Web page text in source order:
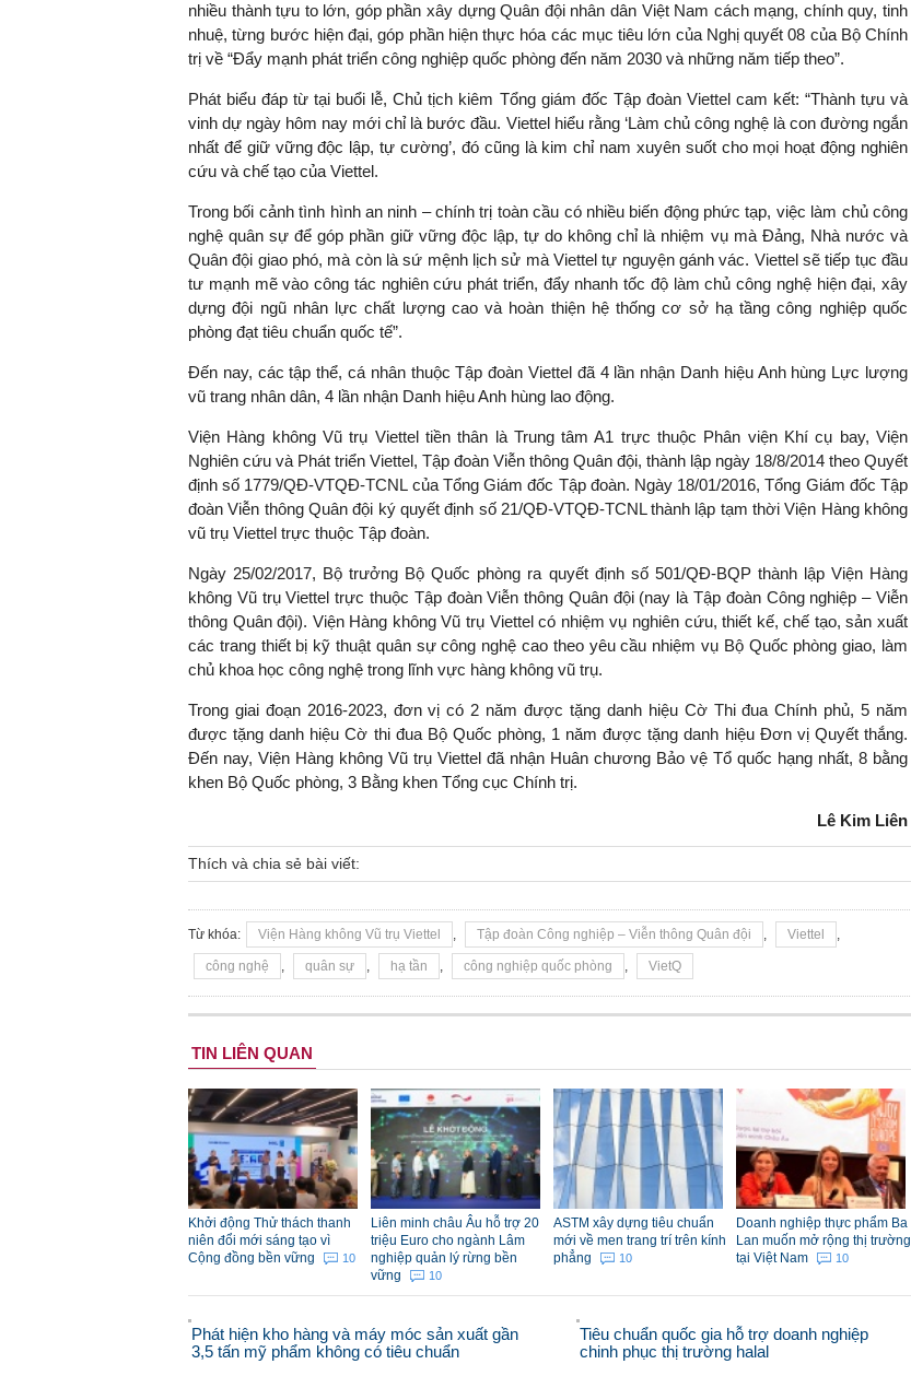
nhiều thành tựu to lớn, góp phần xây dựng Quân đội nhân dân Việt Nam cách mạng, chính quy, tinh
nhuệ, từng bước hiện đại, góp phần hiện thực hóa các mục tiêu lớn của Nghị quyết 08 của Bộ Chính
trị về “Đẩy mạnh phát triển công nghiệp quốc phòng đến năm 2030 và những năm tiếp theo”.
Phát biểu đáp từ tại buổi lễ, Chủ tịch kiêm Tổng giám đốc Tập đoàn Viettel cam kết: “Thành tựu và
vinh dự ngày hôm nay mới chỉ là bước đầu. Viettel hiểu rằng ‘Làm chủ công nghệ là con đường ngắn
nhất để giữ vững độc lập, tự cường’, đó cũng là kim chỉ nam xuyên suốt cho mọi hoạt động nghiên
cứu và chế tạo của Viettel.
Trong bối cảnh tình hình an ninh – chính trị toàn cầu có nhiều biến động phức tạp, việc làm chủ công
nghệ quân sự để góp phần giữ vững độc lập, tự do không chỉ là nhiệm vụ mà Đảng, Nhà nước và
Quân đội giao phó, mà còn là sứ mệnh lịch sử mà Viettel tự nguyện gánh vác. Viettel sẽ tiếp tục đầu
tư mạnh mẽ vào công tác nghiên cứu phát triển, đẩy nhanh tốc độ làm chủ công nghệ hiện đại, xây
dựng đội ngũ nhân lực chất lượng cao và hoàn thiện hệ thống cơ sở hạ tầng công nghiệp quốc
phòng đạt tiêu chuẩn quốc tế”.
Đến nay, các tập thể, cá nhân thuộc Tập đoàn Viettel đã 4 lần nhận Danh hiệu Anh hùng Lực lượng
vũ trang nhân dân, 4 lần nhận Danh hiệu Anh hùng lao động.
Viện Hàng không Vũ trụ Viettel tiền thân là Trung tâm A1 trực thuộc Phân viện Khí cụ bay, Viện
Nghiên cứu và Phát triển Viettel, Tập đoàn Viễn thông Quân đội, thành lập ngày 18/8/2014 theo Quyết
định số 1779/QĐ-VTQĐ-TCNL của Tổng Giám đốc Tập đoàn. Ngày 18/01/2016, Tổng Giám đốc Tập
đoàn Viễn thông Quân đội ký quyết định số 21/QĐ-VTQĐ-TCNL thành lập tạm thời Viện Hàng không
vũ trụ Viettel trực thuộc Tập đoàn.
Ngày 25/02/2017, Bộ trưởng Bộ Quốc phòng ra quyết định số 501/QĐ-BQP thành lập Viện Hàng
không Vũ trụ Viettel trực thuộc Tập đoàn Viễn thông Quân đội (nay là Tập đoàn Công nghiệp – Viễn
thông Quân đội). Viện Hàng không Vũ trụ Viettel có nhiệm vụ nghiên cứu, thiết kế, chế tạo, sản xuất
các trang thiết bị kỹ thuật quân sự công nghệ cao theo yêu cầu nhiệm vụ Bộ Quốc phòng giao, làm
chủ khoa học công nghệ trong lĩnh vực hàng không vũ trụ.
Trong giai đoạn 2016-2023, đơn vị có 2 năm được tặng danh hiệu Cờ Thi đua Chính phủ, 5 năm
được tặng danh hiệu Cờ thi đua Bộ Quốc phòng, 1 năm được tặng danh hiệu Đơn vị Quyết thắng.
Đến nay, Viện Hàng không Vũ trụ Viettel đã nhận Huân chương Bảo vệ Tổ quốc hạng nhất, 8 bằng
khen Bộ Quốc phòng, 3 Bằng khen Tổng cục Chính trị.
Lê Kim Liên
Thích và chia sẻ bài viết:
Từ khóa: Viện Hàng không Vũ trụ Viettel , Tập đoàn Công nghiệp – Viễn thông Quân đội , Viettel ,
công nghệ , quân sự , hạ tần , công nghiệp quốc phòng , VietQ
TIN LIÊN QUAN
Khởi động Thử thách thanh
niên đổi mới sáng tạo vì
Cộng đồng bền vững
10
Liên minh châu Âu hỗ trợ 20
triệu Euro cho ngành Lâm
nghiệp quản lý rừng bền
vững
10
ASTM xây dựng tiêu chuẩn
mới về men trang trí trên kính
phẳng
10
Doanh nghiệp thực phẩm Ba
Lan muốn mở rộng thị trường
tại Việt Nam
10
Phát hiện kho hàng và máy móc sản xuất gần
3,5 tấn mỹ phẩm không có tiêu chuẩn
Tiêu chuẩn quốc gia hỗ trợ doanh nghiệp
chinh phục thị trường halal